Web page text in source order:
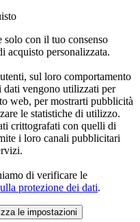
con il tuo consenso
acquisto personalizzata.
sul loro comportamento
dati vengono utilizzati per
web, per mostrarti pubblicità
le statistiche di utilizzo.
crittografati con quelli di
i loro canali pubblicitari
di verificare le
protezione dei dati.
le impostazioni